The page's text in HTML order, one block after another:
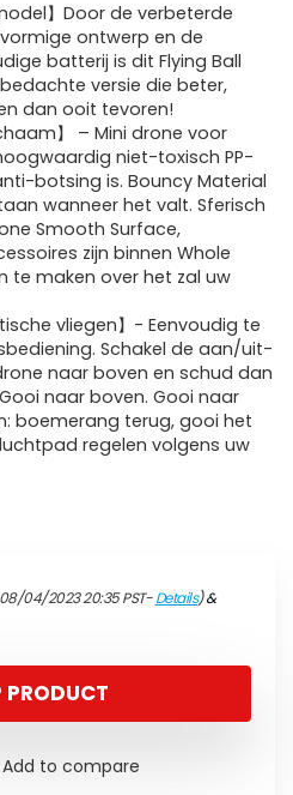
】Door de verbeterde
ontwerp en de
batterij is dit Flying Ball
versie die beter,
dan ooit tevoren!
】 – Mini drone voor
niet-toxisch PP-
botsing is. Bouncy Material
wanneer het valt. Sferisch
Smooth Surface,
zijn binnen Whole
te maken over het zal uw
vliegen】- Eenvoudig te
Schakel de aan/uit-
naar boven en schud dan
naar boven. Gooi naar
boemerang terug, gooi het
regelen volgens uw
04/2023 20:35 PST-Details)&
PRODUCT
Add to compare